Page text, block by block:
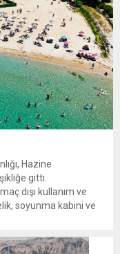
Hazine
gitti.
dışı kullanım ve
soyunma kabini ve
İklim...